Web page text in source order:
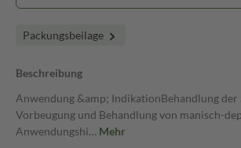
Packungsbeilage
Beschreibung
Anwendung &amp; IndikationBehandlung der
Vorbeugung und Behandlung von manisch-
Anwendungshi… Mehr